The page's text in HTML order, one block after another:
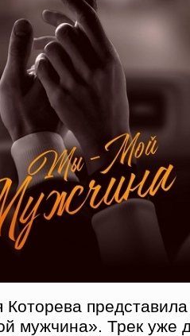
мужчина». Трек уже